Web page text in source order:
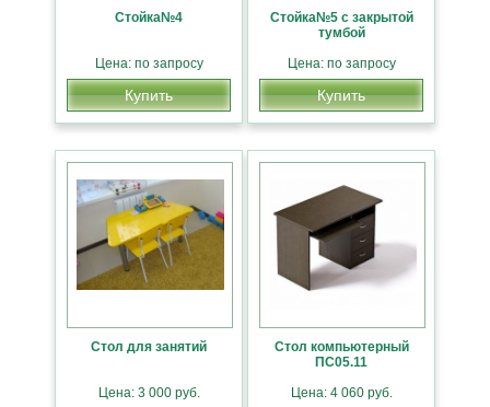
Стойка№4
Цена: по запросу
Купить
Стойка№5 с закрытой
тумбой
Цена: по запросу
Купить
Стол для занятий
Цена: 3 000 руб.
Стол компьютерный
ПС05.11
Цена: 4 060 руб.